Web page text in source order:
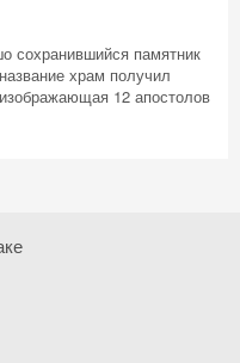
сохранившийся памятник
храм получил
12 апостолов